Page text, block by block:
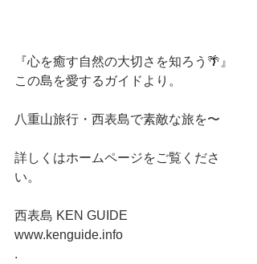
『心を癒す自然の大切さを知ろう🌴』
この島を愛するガイドより。
八重山旅行・西表島で素敵な旅を〜
詳しくはホームページをご覧くださ
い。
西表島 KEN GUIDE
www.kenguide.info
.